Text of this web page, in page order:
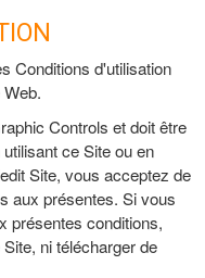
Conditions d'utilisation
Controls et doit être
ce Site ou en
Site, vous acceptez de
aux présentes. Si vous
présentes conditions,
ni télécharger de